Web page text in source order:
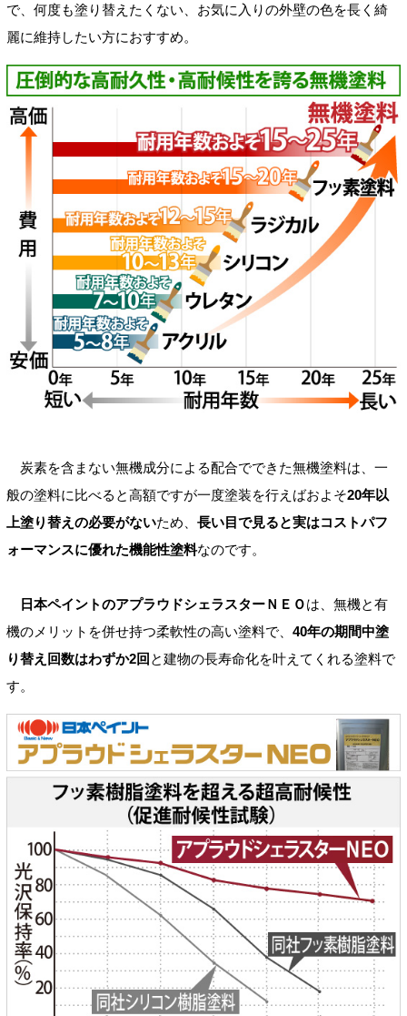
で、何度も塗り替えたくない、お気に入りの外壁の色を長く綺
麗に維持したい方におすすめ。
炭素を含まない無機成分による配合でできた無機塗料は、一
般の塗料に比べると高額ですが一度塗装を行えばおよそ20年以
上塗り替えの必要がないため、 長い目で見ると実はコストパフ
ォーマンスに優れた機能性塗料なのです。
日本ペイントのアプラウドシェラスターＮＥＯは、無機と有
機のメリットを併せ持つ柔軟性の高い塗料で、 40年の期間中塗
り替え回数はわずか2回 と建物の長寿命化を叶えてくれる塗料で
す。